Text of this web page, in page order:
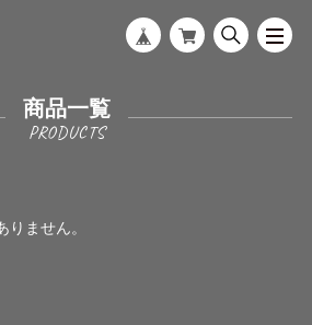
商品一覧
ません。